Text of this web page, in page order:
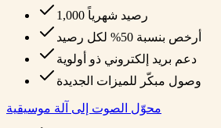
1,000 رصيد شهرياً
أرخص بنسبة 50% لكل رصيد
دعم بريد إلكتروني ذو أولوية
وصول مبكّر للميزات الجديدة
محوّل الصوت إلى آلة موسيقية